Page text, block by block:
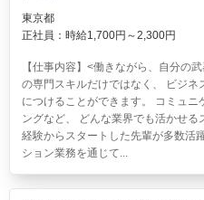
東京都
正社員：時給1,700円～2,300円
【仕事内容】<働きながら、自分の
の専門スキルだけではなく、 ビジ
につけることができます。 コミュ
ングなど、 どんな業界でも活かせ
経験からスタートした先輩が多数活
ション業務を通じて...